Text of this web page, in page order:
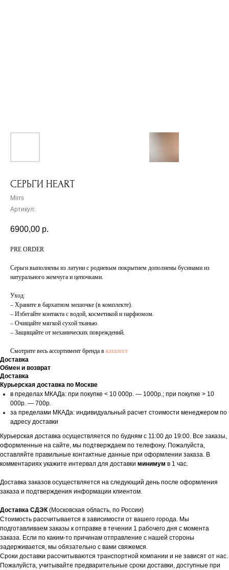
СЕРЬГИ HEART
Mirrs
Артикул:
6900,00 р.
PRE ORDER
Серьги выполнены из латуни с родиевым покрытием дополнены бусинами из
натурального жемчуга и цепочками.
Уход:
– Храните в бархатном мешочке (в комплекте).
– Избегайте контакта с водой, косметикой и парфюмом.
– Очищайте мягкой сухой тканью.
– Защищайте от механических повреждений.
Смотрите весь ассортимент бренда в каталоге
Доставка
Обмен и возврат
Доставка
Курьерская доставка по Москве
в пределах МКАДа: при покупке < 10 000р. — 1000р.; при покупке > 10
000р. — 700р.
за пределами МКАДа: индивидуальный расчет стоимости менеджером по
адресу доставки
Курьерская доставка осуществляется по будням с 11:00 до 19:00. Все заказы,
оформленные на сайте, мы подтверждаем по телефону. Пожалуйста,
оставляйте правильные контактные данные при оформлении заказа. В
комментариях укажите интервал для доставки минимум в 1 час.
Доставка заказов осуществляется на следующий день после оформления
заказа и подтверждения информации клиентом.
Доставка СДЭК(Московская область, по России)
Стоимость рассчитывается в зависимости от вашего города. Мы
подготавливаем заказы к отправке в течении 1 рабочего дня с момента
заказа. Если по каким-то причинам отправление с нашей стороны
задерживается, мы обязательно с вами свяжемся.
Сроки доставки рассчитываются транспортной компании и не зависят от нас.
Пожалуйста, учитывайте предварительные сроки доставки, доступные при